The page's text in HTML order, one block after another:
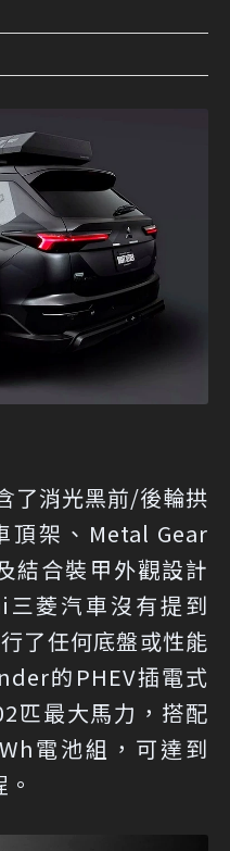
了消光黑前/後輪拱
頂架、Metal Gear
結合裝甲外觀設計
菱汽車沒有提到
了任何底盤或性能
的PHEV插電式
匹最大馬力，搭配
電池組，可達到